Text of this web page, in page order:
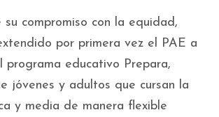
compromiso con la equidad,
por primera vez el PAE a
programa educativo Prepara,
jóvenes y adultos que cursan la
y media de manera flexible